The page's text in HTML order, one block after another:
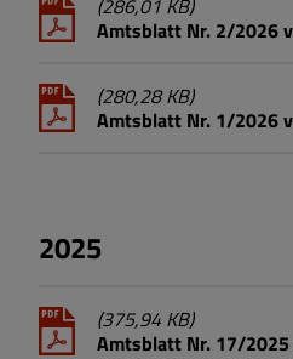
(286,01 KB)
Amtsblatt Nr. 2/2026
(280,28 KB)
Amtsblatt Nr. 1/2026
2025
(375,94 KB)
Amtsblatt Nr. 17/